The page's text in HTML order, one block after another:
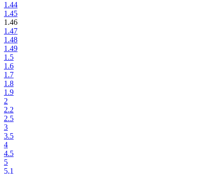
1.44
1.45
1.46
1.47
1.48
1.49
1.5
1.6
1.7
1.8
1.9
2
2.2
2.5
3
3.5
4
4.5
5
5.1